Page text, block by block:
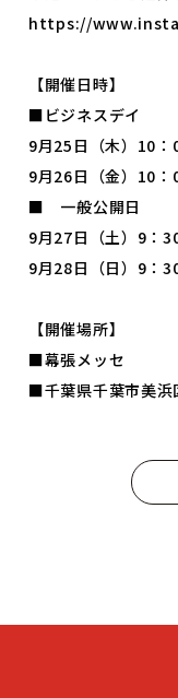
〒263-0025 千葉
Tel . 043-307-
https://
【開催日時】
■ビジネスデイ
9月25日（木）10
9月26日（金）10
■ 一般公開日
9月27日（土）9：
9月28日（日）9：
【開催場所】
■幕張メッセ
■千葉県千葉市美浜